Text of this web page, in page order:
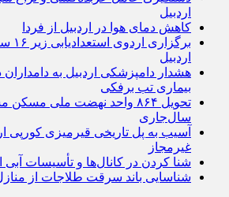
اردبیل
کاهش دمای هوا در اردبیل از فردا
اردبیل
هشدار دامپزشکی اردبیل به
بیماری تب برفکی
تحویل ۸۶۴ واحد نهضت ملی
سال‌جاری
آسیب به پل تاریخی قیرمیزی کورپی
غیرمجاز
شنا کردن در کانال‌ها و تأسیسات
شناسایی باند سرقت طلاجات از